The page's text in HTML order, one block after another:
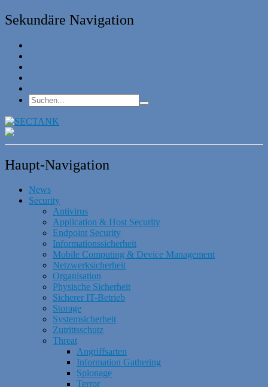
Sekundäre Navigation
Haupt-Navigation
News
Security
Antivirus
Application & Host Security
Endpoint Security
Informationssicherheit
Mobile Computing & Device Management
Netzwerksicherheit
Organisation
Physische Sicherheit
Sicherer IT-Betrieb
Storage
Systemsicherheit
Zutrittsschutz
Threat
Angriffsarten
Information Gathering
Spionage
Terror